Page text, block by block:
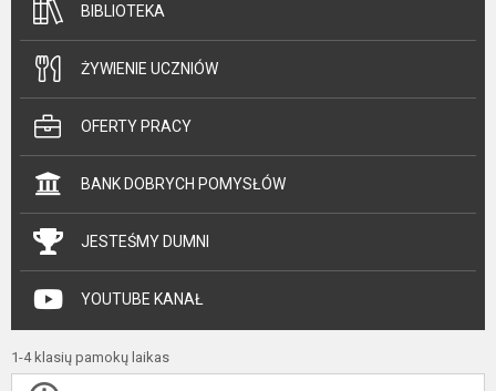
BIBLIOTEKA
ŻYWIENIE UCZNIÓW
OFERTY PRACY
BANK DOBRYCH POMYSŁÓW
JESTEŚMY DUMNI
YOUTUBE KANAŁ
1-4 klasių pamokų laikas